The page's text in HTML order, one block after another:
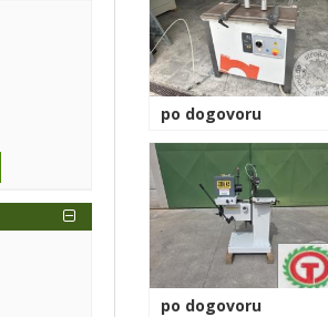
po dogovoru
po dogovoru